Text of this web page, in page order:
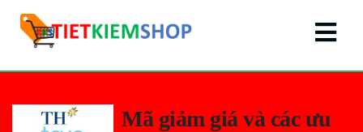
Mã giảm giá và các ưu